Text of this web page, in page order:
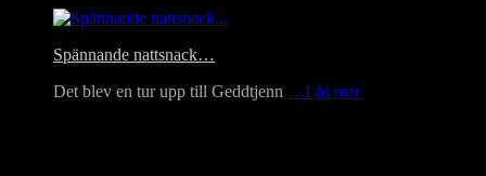
Spännande nattsnack…
Det blev en tur upp till Geddtjenn …Läs mer